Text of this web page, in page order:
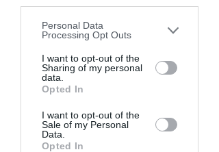
downstream participants. This
information may also be disclosed by us
to third parties on theIAB’s List of
Downstream Participantsthat may
further disclose it to other third parties.
Personal Data
Processing Opt Outs
I want to opt-out of the
Sharing of my personal
data.
Opted In
I want to opt-out of the
Sale of my Personal
Data.
Opted In